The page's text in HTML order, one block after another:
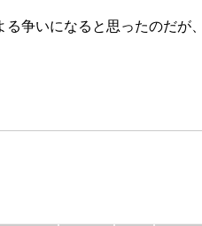
争いになると思ったのだが